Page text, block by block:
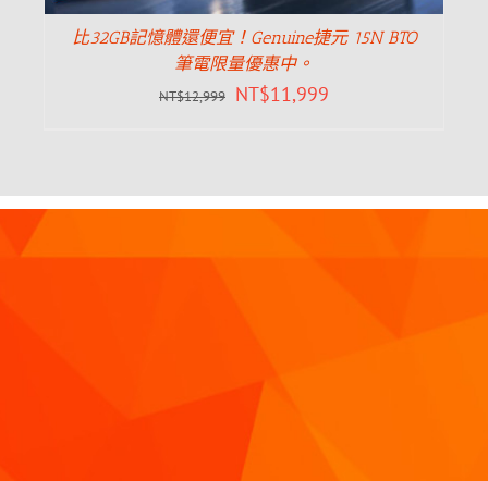
比32GB記憶體還便宜！Genuine捷元 15N BTO
筆電限量優惠中。
NT$12,999 NT$11,999